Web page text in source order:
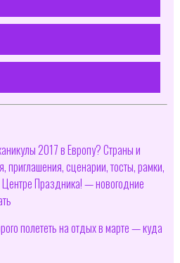
2017 в Европу? Страны и
приглашения, сценарии, тосты, рамки,
Праздника! — новогодние
полететь на отдых в марте — куда